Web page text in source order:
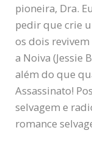
pioneira, Dra.
pedir que crie
os dois
a Noiva (Jessie
além do que
Assassinato!
selvagem e
romance